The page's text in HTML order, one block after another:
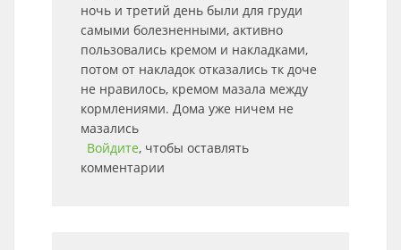
ночь и третий день были для груди
самыми болезненными, активно
пользовались кремом и накладками,
потом от накладок отказались тк доче
не нравилось, кремом мазала между
кормлениями. Дома уже ничем не
мазались
Войдите, чтобы оставлять
комментарии